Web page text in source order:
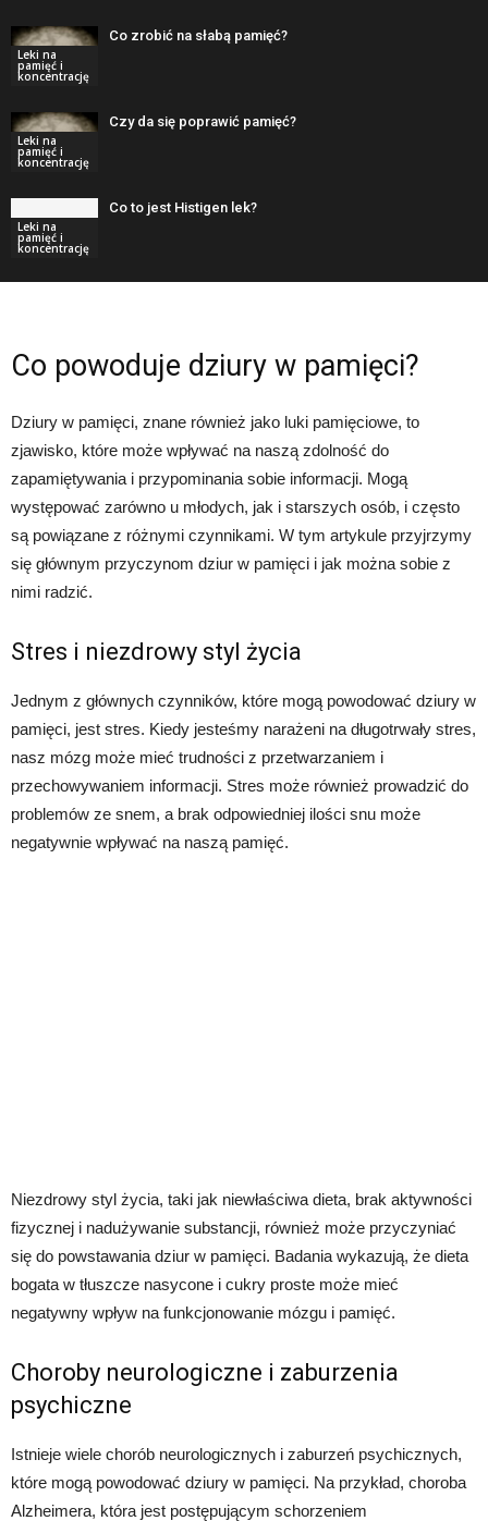
Leki na
pamięć i
koncentrację
Co zrobić na słabą pamięć?
Leki na
pamięć i
koncentrację
Czy da się poprawić pamięć?
Leki na
pamięć i
koncentrację
Co to jest Histigen lek?
Co powoduje dziury w pamięci?
Dziury w pamięci, znane również jako luki pamięciowe, to
zjawisko, które może wpływać na naszą zdolność do
zapamiętywania i przypominania sobie informacji. Mogą
występować zarówno u młodych, jak i starszych osób, i często
są powiązane z różnymi czynnikami. W tym artykule przyjrzymy
się głównym przyczynom dziur w pamięci i jak można sobie z
nimi radzić.
Stres i niezdrowy styl życia
Jednym z głównych czynników, które mogą powodować dziury w
pamięci, jest stres. Kiedy jesteśmy narażeni na długotrwały stres,
nasz mózg może mieć trudności z przetwarzaniem i
przechowywaniem informacji. Stres może również prowadzić do
problemów ze snem, a brak odpowiedniej ilości snu może
negatywnie wpływać na naszą pamięć.
Niezdrowy styl życia, taki jak niewłaściwa dieta, brak aktywności
fizycznej i nadużywanie substancji, również może przyczyniać
się do powstawania dziur w pamięci. Badania wykazują, że dieta
bogata w tłuszcze nasycone i cukry proste może mieć
negatywny wpływ na funkcjonowanie mózgu i pamięć.
Choroby neurologiczne i zaburzenia
psychiczne
Istnieje wiele chorób neurologicznych i zaburzeń psychicznych,
które mogą powodować dziury w pamięci. Na przykład, choroba
Alzheimera, która jest postępującym schorzeniem